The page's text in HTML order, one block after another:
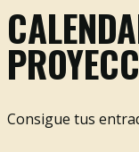
Consigue tus